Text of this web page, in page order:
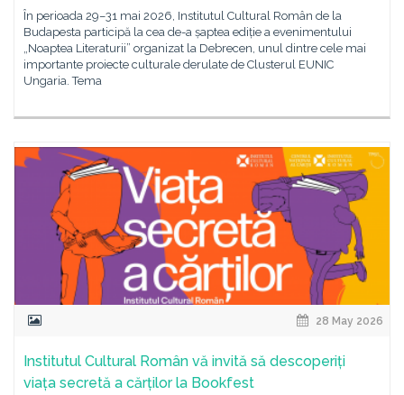
În perioada 29–31 mai 2026, Institutul Cultural Român de la
Budapesta participă la cea de-a șaptea ediție a evenimentului
„Noaptea Literaturii” organizat la Debrecen, unul dintre cele mai
importante proiecte culturale derulate de Clusterul EUNIC
Ungaria. Tema
28 May 2026
Institutul Cultural Român vă invită să descoperiți
viața secretă a cărților la Bookfest